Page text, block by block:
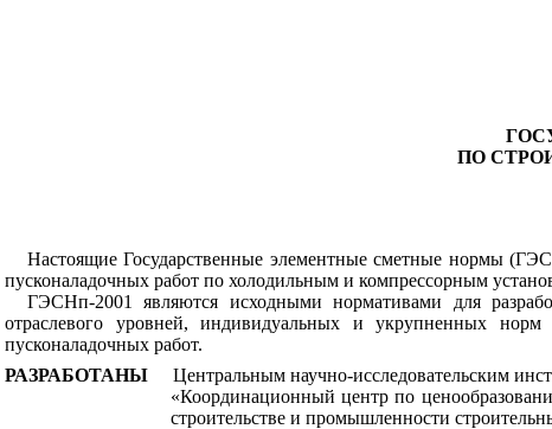
ПО
Настоящие Государственные элементные сметные нормы
пусконаладочных работ по холодильным и компрессорным
ГЭСНп-2001 являются исходными нормативами для
отраслевого уровней, индивидуальных и укрупненных
пусконаладочных работ.
РАЗРАБОТАНЫ
Центральным научно-исследовательским
«Координационный центр по
строительстве и промышленности